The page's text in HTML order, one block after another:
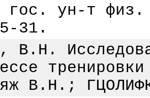
гос. ун-т
31.
В.Н.
В.Н.;